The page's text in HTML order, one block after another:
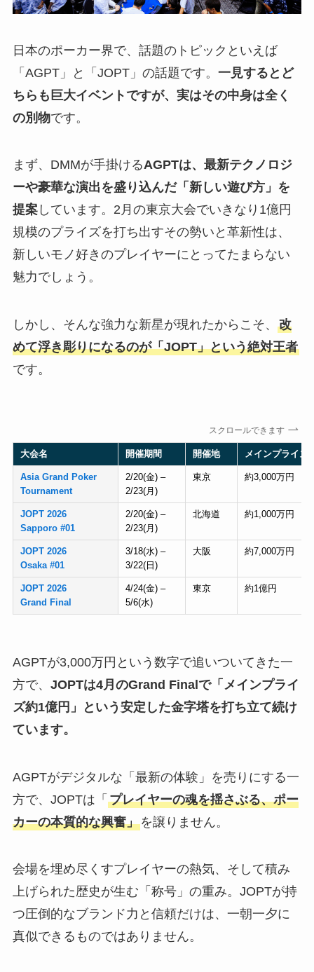
日本のポーカー界で、話題のトピックといえば
「AGPT」と「JOPT」の話題です。 一見するとど
ちらも巨大イベントですが、実はその中身は全く
の別物です。
まず、DMMが手掛けるAGPTは、最新テクノロジ
ーや豪華な演出を盛り込んだ「新しい遊び方」を
提案しています。2月の東京大会でいきなり1億円
規模のプライズを打ち出すその勢いと革新性は、
新しいモノ好きのプレイヤーにとってたまらない
魅力でしょう。
しかし、そんな強力な新星が現れたからこそ、 改
めて浮き彫りになるのが「JOPT」という絶対王者
です。
スクロールできます
大会名 開催期間 開催地 メインプライズ
Asia Grand Poker
Tournament
2/20(金) –
2/23(月)
東京 約3,000万円
JOPT 2026
Sapporo #01
2/20(金) –
2/23(月)
北海道 約1,000万円
JOPT 2026
Osaka #01
3/18(水) –
3/22(日)
大阪 約7,000万円
JOPT 2026
Grand Final
4/24(金) –
5/6(水)
東京 約1億円
AGPTが3,000万円という数字で追いついてきた一
方で、 JOPTは4月のGrand Finalで「メインプライ
ズ約1億円」という安定した金字塔を打ち立て続け
ています。
AGPTがデジタルな「最新の体験」を売りにする一
方で、JOPTは「 プレイヤーの魂を揺さぶる、ポー
カーの本質的な興奮」を譲りません。
会場を埋め尽くすプレイヤーの熱気、そして積み
上げられた歴史が生む「称号」の重み。JOPTが持
つ圧倒的なブランド力と信頼だけは、一朝一夕に
真似できるものではありません。